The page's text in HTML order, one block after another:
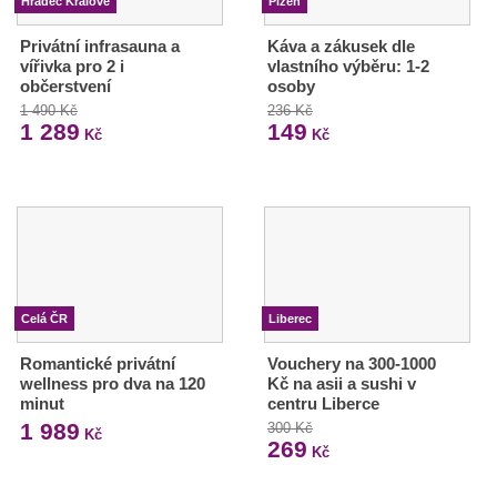
Privátní infrasauna a
vířivka pro 2 i
občerstvení
1 490 Kč
1 289 Kč
Káva a zákusek dle
vlastního výběru: 1-2
osoby
236 Kč
149 Kč
Celá ČR
Romantické privátní
wellness pro dva na 120
minut
1 989 Kč
Liberec
Vouchery na 300-1000
Kč na asii a sushi v
centru Liberce
300 Kč
269 Kč